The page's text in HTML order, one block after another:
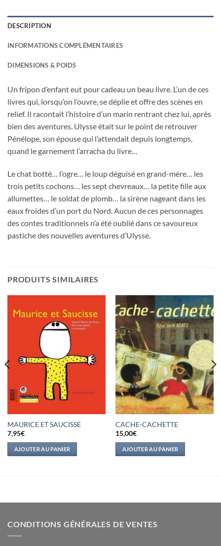
DESCRIPTION
INFORMATIONS COMPLÉMENTAIRES
DIMENSIONS & POIDS
Un fripon d’enfant eut pour cadeau un beau livre. L’un de ces
livres qui, lorsqu’on l’ouvre, se déplie et offre des scènes en
relief. Il racontait l’histoire d’un marin rentrant chez lui, après
bien des aventures. Ulysse était sur le point de retrouver
Pénélope, son épouse qui l’attendait depuis longtemps,
quand le garnement l’arracha du livre…
Le chat botté… l’ogre… le loup déguisé en grand-mère… les
trois petits cochons… les sept chevreaux… la petite fille aux
allumettes… le soldat de plomb… la sirène nageant dans les
eaux froides d’un port du Nord. Aucun de ces personnages
des contes traditionnels n’a été oublié dans ce savoureux
pastiche des nouvelles aventures d’Ulysse.
PRODUITS SIMILAIRES
MAURICE ET SAUCISSE
7,95€
AJOUTER AU PANIER
CACHE-CACHETTE
15,00€
AJOUTER AU PANIER
CONDITIONS GÉNÉRALES DE VENTES